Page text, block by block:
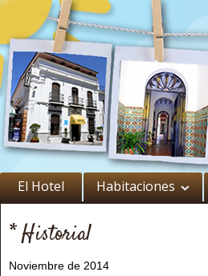
El Hotel Habitaciones
* Historial
Noviembre de 2014